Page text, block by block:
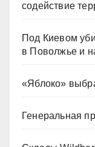
содействие
Под Киевом
в Поволжье и
«Яблоко»
Генеральная